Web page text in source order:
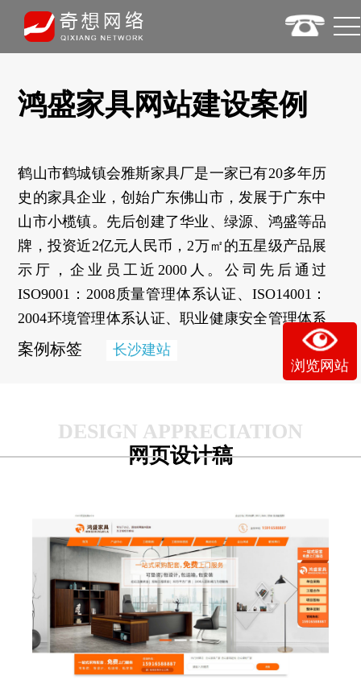
浏览网站
鸿盛家具网站建设案例
鹤山市鹤城镇会雅斯家具厂是一家已有20多年历
史的家具企业，创始广东佛山市，发展于广东中
山市小榄镇。先后创建了华业、绿源、鸿盛等品
牌，投资近2亿元人民币，2万㎡的五星级产品展
示厅，企业员工近2000人。公司先后通过
ISO9001：2008质量管理体系认证、ISO14001：
2004环境管理体系认证、职业健康安全管理体系
认证、中国环境标志产品认证（十环认证）、中
国环保产品（CQC）认证、产品品质认证
效学产品认证、质量.服务.诚信AAA单位、商品
售后服务体系五星级认证；获得发明专利、实用
用A级纳税人、广东省高新技术产品证书、广东
省守合同重信用企业、企业标准化良好行为
AAAA企业证书、中国工业创新型先进企业、广
东省智能环保家具工程技术研究中心、江门市智
能环保家具工程技术研究中心、高新技术培育入
库企业、企业信用等级AAA证等荣誉称号。公司
是一家集办公与酒店于一体的家具企业，设备先
进，产品采用绿色环保材料制作，配套齐全，业
案例标签 长沙建站
网页设计稿